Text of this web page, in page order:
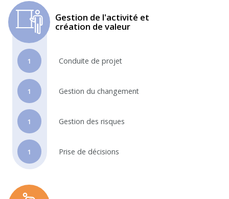
Gestion de l'activité et
création de valeur
1 Conduite de projet
1 Gestion du changement
1 Gestion des risques
1 Prise de décisions